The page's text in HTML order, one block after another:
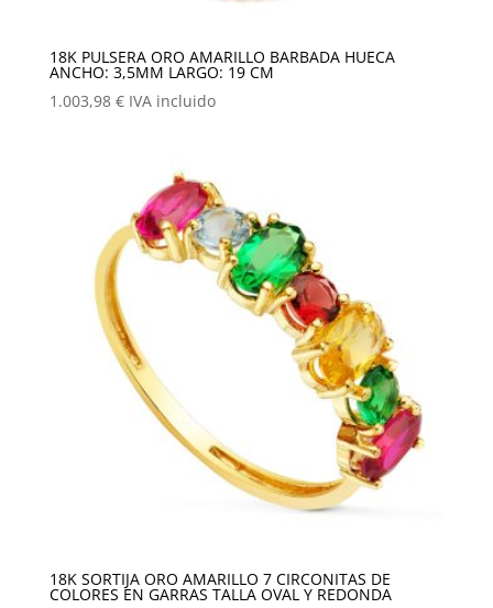
18K PULSERA ORO AMARILLO BARBADA HUECA
ANCHO: 3,5MM LARGO: 19 CM
1.003,98 € IVA incluido
18K SORTIJA ORO AMARILLO 7 CIRCONITAS DE
COLORES EN GARRAS TALLA OVAL Y REDONDA